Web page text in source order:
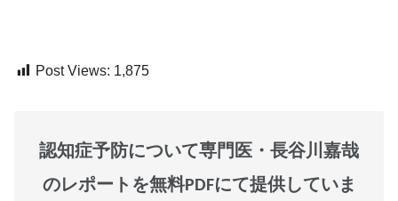
Post Views: 1,875
認知症予防について専門医・長谷川嘉哉
のレポートを無料PDFにて提供していま